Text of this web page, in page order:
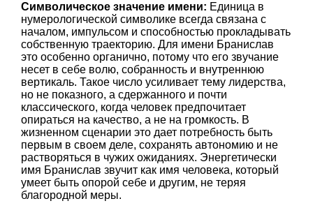
Символическое значение имени: Единица в
нумерологической символике всегда связана с
началом, импульсом и способностью прокладывать
собственную траекторию. Для имени Бранислав
это особенно органично, потому что его звучание
несет в себе волю, собранность и внутреннюю
вертикаль. Такое число усиливает тему лидерства,
но не показного, а сдержанного и почти
классического, когда человек предпочитает
опираться на качество, а не на громкость. В
жизненном сценарии это дает потребность быть
первым в своем деле, сохранять автономию и не
растворяться в чужих ожиданиях. Энергетически
имя Бранислав звучит как имя человека, который
умеет быть опорой себе и другим, не теряя
благородной меры.